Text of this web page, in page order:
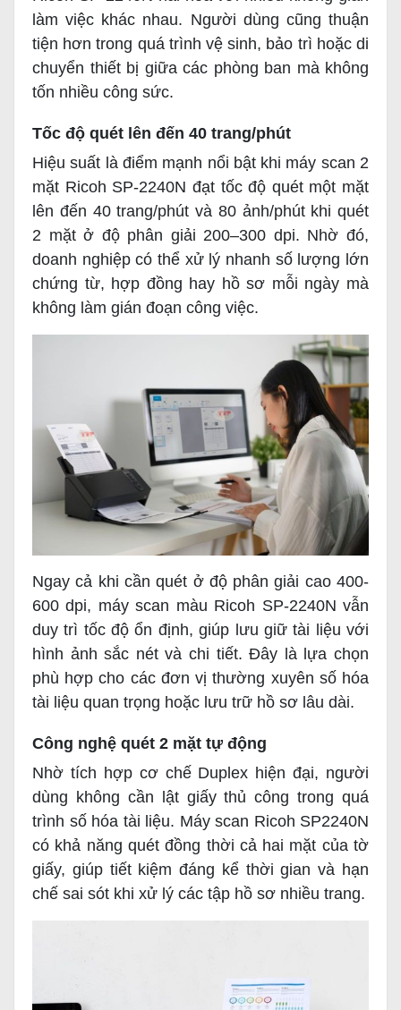
làm việc khác nhau. Người dùng cũng thuận
tiện hơn trong quá trình vệ sinh, bảo trì hoặc di
chuyển thiết bị giữa các phòng ban mà không
tốn nhiều công sức.
Tốc độ quét lên đến 40 trang/phút
Hiệu suất là điểm mạnh nổi bật khi máy scan 2
mặt Ricoh SP-2240N đạt tốc độ quét một mặt
lên đến 40 trang/phút và 80 ảnh/phút khi quét
2 mặt ở độ phân giải 200–300 dpi. Nhờ đó,
doanh nghiệp có thể xử lý nhanh số lượng lớn
chứng từ, hợp đồng hay hồ sơ mỗi ngày mà
không làm gián đoạn công việc.
Ngay cả khi cần quét ở độ phân giải cao 400-
600 dpi, máy scan màu Ricoh SP-2240N vẫn
duy trì tốc độ ổn định, giúp lưu giữ tài liệu với
hình ảnh sắc nét và chi tiết. Đây là lựa chọn
phù hợp cho các đơn vị thường xuyên số hóa
tài liệu quan trọng hoặc lưu trữ hồ sơ lâu dài.
Công nghệ quét 2 mặt tự động
Nhờ tích hợp cơ chế Duplex hiện đại, người
dùng không cần lật giấy thủ công trong quá
trình số hóa tài liệu. Máy scan Ricoh SP2240N
có khả năng quét đồng thời cả hai mặt của tờ
giấy, giúp tiết kiệm đáng kể thời gian và hạn
chế sai sót khi xử lý các tập hồ sơ nhiều trang.